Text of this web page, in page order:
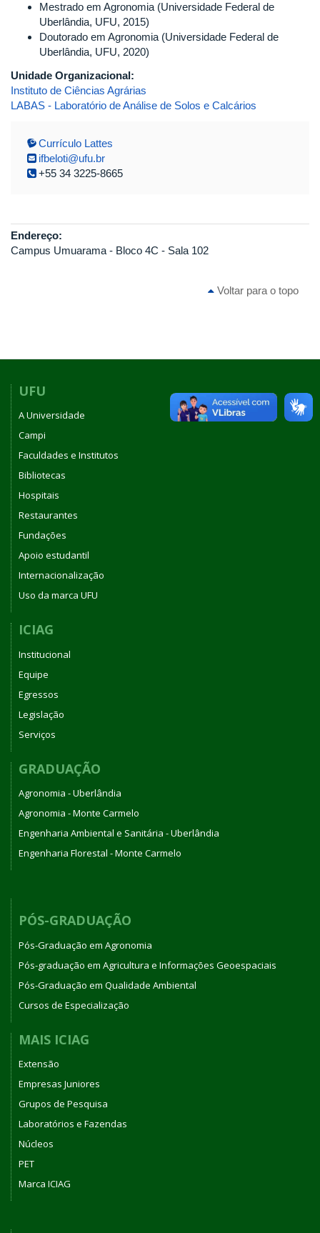
Mestrado em Agronomia (Universidade Federal de
Uberlândia, UFU, 2015)
Doutorado em Agronomia (Universidade Federal de
Uberlândia, UFU, 2020)
Unidade Organizacional:
Instituto de Ciências Agrárias
LABAS - Laboratório de Análise de Solos e Calcários
Currículo Lattes
ifbeloti@ufu.br
+55 34 3225-8665
Endereço:
Campus Umuarama - Bloco 4C - Sala 102
Voltar para o topo
UFU
A Universidade
Campi
Faculdades e Institutos
Bibliotecas
Hospitais
Restaurantes
Fundações
Apoio estudantil
Internacionalização
Uso da marca UFU
ICIAG
Institucional
Equipe
Egressos
Legislação
Serviços
GRADUAÇÃO
Agronomia - Uberlândia
Agronomia - Monte Carmelo
Engenharia Ambiental e Sanitária - Uberlândia
Engenharia Florestal - Monte Carmelo
PÓS-GRADUAÇÃO
Pós-Graduação em Agronomia
Pós-graduação em Agricultura e Informações Geoespaciais
Pós-Graduação em Qualidade Ambiental
Cursos de Especialização
MAIS ICIAG
Extensão
Empresas Juniores
Grupos de Pesquisa
Laboratórios e Fazendas
Núcleos
PET
Marca ICIAG